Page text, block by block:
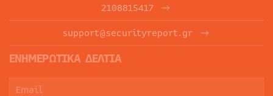
2108815417
support@securityreport.gr
ΕΝΗΜΕΡΩΤΙΚΑ ΔΕΛΤΙΑ